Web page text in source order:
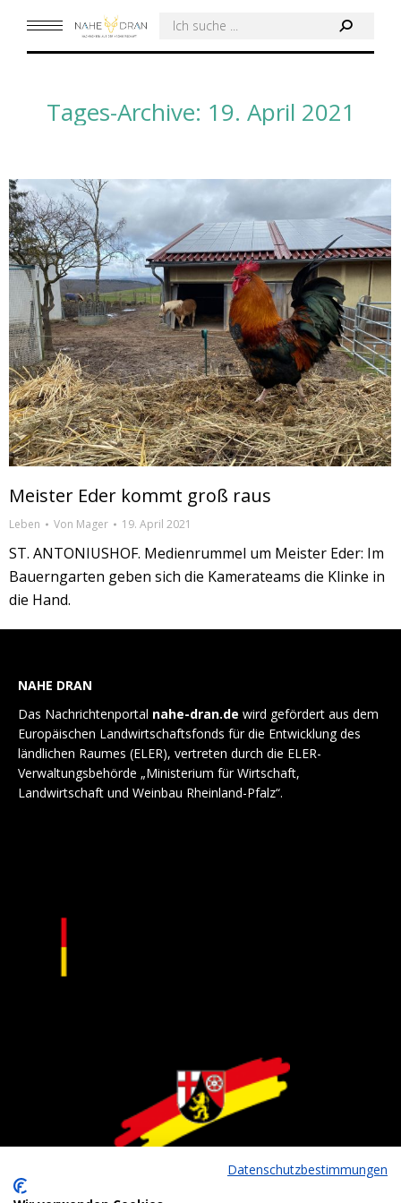
Search:
Tages-Archive: 19. April 2021
Meister Eder kommt groß raus
Leben Von Mager 19. April 2021
ST. ANTONIUSHOF. Medienrummel um Meister Eder: Im
Bauerngarten geben sich die Kamerateams die Klinke in
die Hand.
NAHE DRAN
Das Nachrichtenportal nahe-dran.de wird gefördert aus dem
Europäischen Landwirtschaftsfonds für die Entwicklung des
ländlichen Raumes (ELER), vertreten durch die ELER-
Verwaltungsbehörde „Ministerium für Wirtschaft,
Landwirtschaft und Weinbau Rheinland-Pfalz“.
Datenschutzbestimmungen